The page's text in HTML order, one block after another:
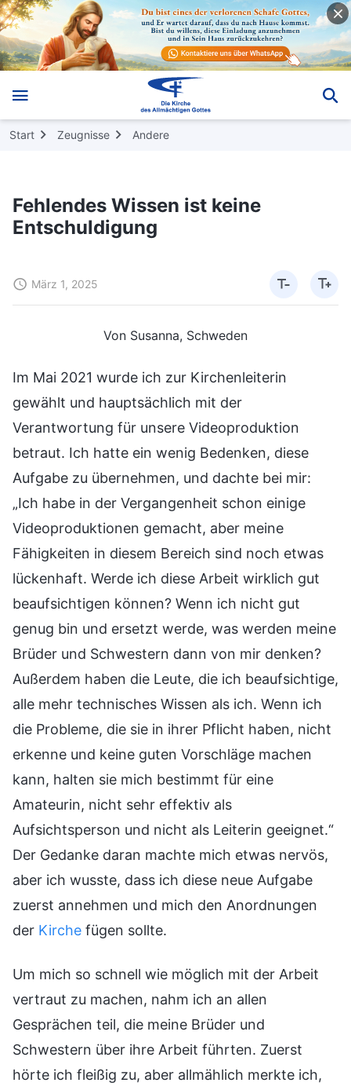
Start Zeugnisse Andere
Fehlendes Wissen ist keine
Entschuldigung
März 1, 2025
Von Susanna, Schweden
Im Mai 2021 wurde ich zur Kirchenleiterin
gewählt und hauptsächlich mit der
Verantwortung für unsere Videoproduktion
betraut. Ich hatte ein wenig Bedenken, diese
Aufgabe zu übernehmen, und dachte bei mir:
„Ich habe in der Vergangenheit schon einige
Videoproduktionen gemacht, aber meine
Fähigkeiten in diesem Bereich sind noch etwas
lückenhaft. Werde ich diese Arbeit wirklich gut
beaufsichtigen können? Wenn ich nicht gut
genug bin und ersetzt werde, was werden meine
Brüder und Schwestern dann von mir denken?
Außerdem haben die Leute, die ich beaufsichtige,
alle mehr technisches Wissen als ich. Wenn ich
die Probleme, die sie in ihrer Pflicht haben, nicht
erkenne und keine guten Vorschläge machen
kann, halten sie mich bestimmt für eine
Amateurin, nicht sehr effektiv als
Aufsichtsperson und nicht als Leiterin geeignet.“
Der Gedanke daran machte mich etwas nervös,
aber ich wusste, dass ich diese neue Aufgabe
zuerst annehmen und mich den Anordnungen
der Kirche fügen sollte.
Um mich so schnell wie möglich mit der Arbeit
vertraut zu machen, nahm ich an allen
Gesprächen teil, die meine Brüder und
Schwestern über ihre Arbeit führten. Zuerst
hörte ich fleißig zu, aber allmählich merkte ich,